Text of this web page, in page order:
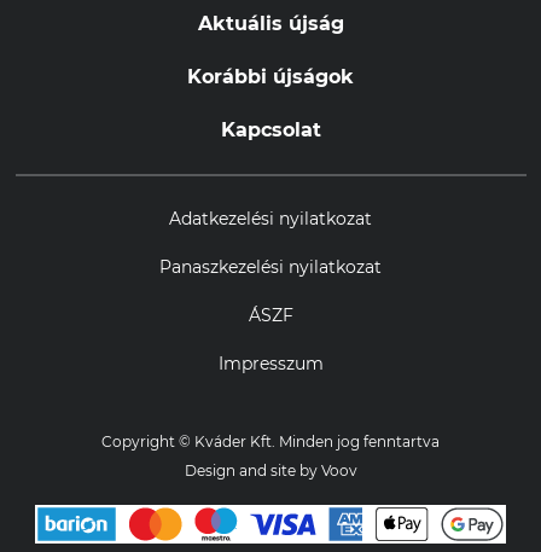
Aktuális újság
Korábbi újságok
Kapcsolat
Adatkezelési nyilatkozat
Panaszkezelési nyilatkozat
ÁSZF
Impresszum
Copyright © Kváder Kft. Minden jog fenntartva
Design and site by Voov